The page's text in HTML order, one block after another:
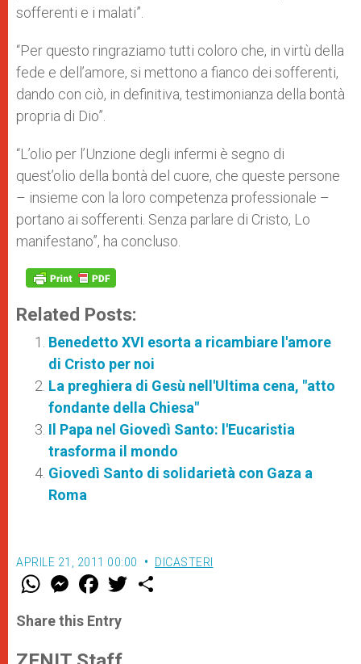
sofferenti e i malati”.
“Per questo ringraziamo tutti coloro che, in virtù della
fede e dell’amore, si mettono a fianco dei sofferenti,
dando con ciò, in definitiva, testimonianza della bontà
propria di Dio”.
“L’olio per l’Unzione degli infermi è segno di
quest’olio della bontà del cuore, che queste persone
– insieme con la loro competenza professionale –
portano ai sofferenti. Senza parlare di Cristo, Lo
manifestano”, ha concluso.
Related Posts:
Benedetto XVI esorta a ricambiare l'amore
di Cristo per noi
La preghiera di Gesù nell'Ultima cena, "atto
fondante della Chiesa"
Il Papa nel Giovedì Santo: l'Eucaristia
trasforma il mondo
Giovedì Santo di solidarietà con Gaza a
Roma
APRILE 21, 2011 00:00 DICASTERI
W
t
s
p
M
e
s
e
g
F
a
e
b
o
w
Share this Entry